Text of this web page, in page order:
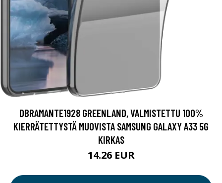
DBRAMANTE1928 GREENLAND, VALMISTETTU 100%
KIERRÄTETTYSTÄ MUOVISTA SAMSUNG GALAXY A33 5G
KIRKAS
14.26 EUR